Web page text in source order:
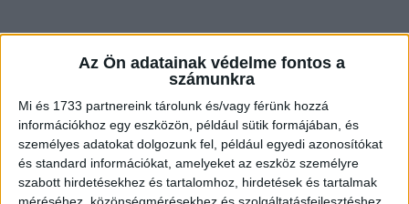
Az Ön adatainak védelme fontos a
számunkra
Mi és 1733 partnereink tárolunk és/vagy férünk hozzá
információkhoz egy eszközön, például sütik formájában, és
személyes adatokat dolgozunk fel, például egyedi azonosítókat
és standard információkat, amelyeket az eszköz személyre
szabott hirdetésekhez és tartalomhoz, hirdetések és tartalmak